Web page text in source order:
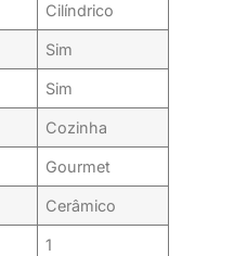
Cilíndrico
Sim
Sim
Cozinha
Gourmet
Cerâmico
1